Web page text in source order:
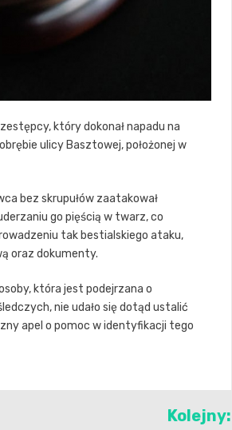
który dokonał napadu na
ulicy Basztowej, położonej w
bez skrupułów zaatakował
go pięścią w twarz, co
tak bestialskiego ataku,
oraz dokumenty.
która jest podejrzana o
nie udało się dotąd ustalić
apel o pomoc w identyfikacji tego
Kolejny: